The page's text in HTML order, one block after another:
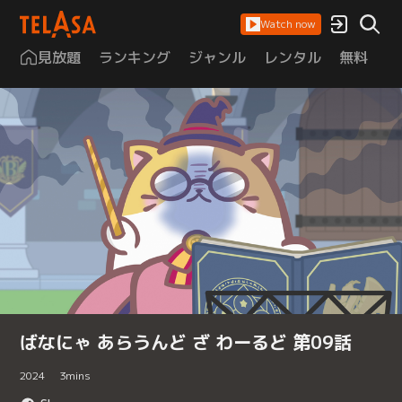
Watch now
見放題 ランキング ジャンル レンタル 無料
ばなにゃ あらうんど ざ わーるど 第09話
2024 3mins